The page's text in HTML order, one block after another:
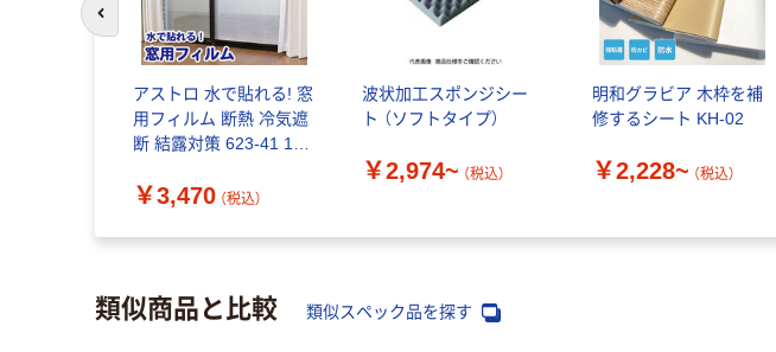
アストロ 水で貼れる! 窓
用フィルム 断熱 冷気遮
断 結露対策 623-41 1セ
品）
￥3,470 （税込）
波状加工スポンジシー
ト （ソフトタイプ）
￥2,974~ （税込）
明和グラビア 木枠を補
修するシート KH-02
￥2,228~ （税込）
前のスライドへ
類似商品と比較 類似スペック品を探す